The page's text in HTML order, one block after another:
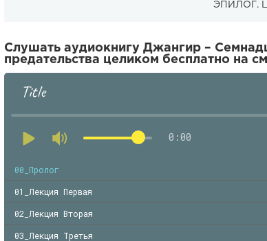
ЭПИЛОГ.
Слушать аудиокнигу Джангир –
предательства целиком бесплатно на
Title
0:00
00_Пролог
01_Лекция Первая
02_Лекция Вторая
03_Лекция Третья